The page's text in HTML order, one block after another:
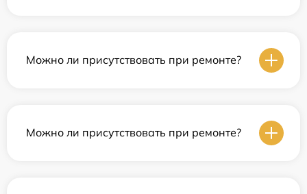
Можно ли присутствовать при ремонте?
Можно ли присутствовать при ремонте?